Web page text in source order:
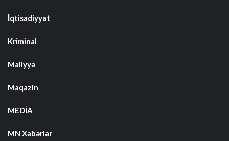
İqtisadiyyat
Kriminal
Maliyyə
Maqazin
MEDİA
MN Xəbərlər